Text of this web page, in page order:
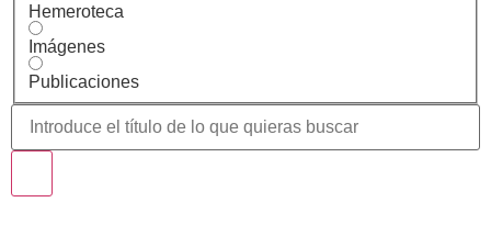
Hemeroteca
Imágenes
Publicaciones